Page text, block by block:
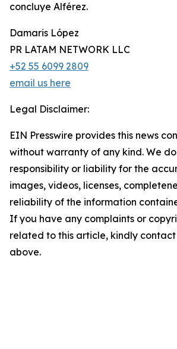
concluye Alférez.
Damaris López
PR LATAM NETWORK LLC
+52 55 6099 2809
email us here
Legal Disclaimer:
EIN Presswire provides this news
without warranty of any kind. We
responsibility or liability for the
images, videos, licenses,
reliability of the information
If you have any complaints or
related to this article, kindly
above.